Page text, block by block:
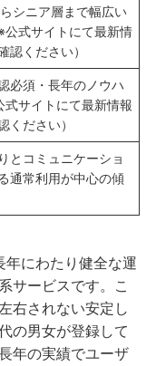
シニア層まで幅広い
公式サイトにて最新情
認ください）
必須・長年のノウハ
式サイトにて最新情報
ください）
とコミュニケーショ
通常利用が中心の傾
にわたり健全な運
サービスです。こ
右されない安定し
の男女が登録して
年の実績でユーザ